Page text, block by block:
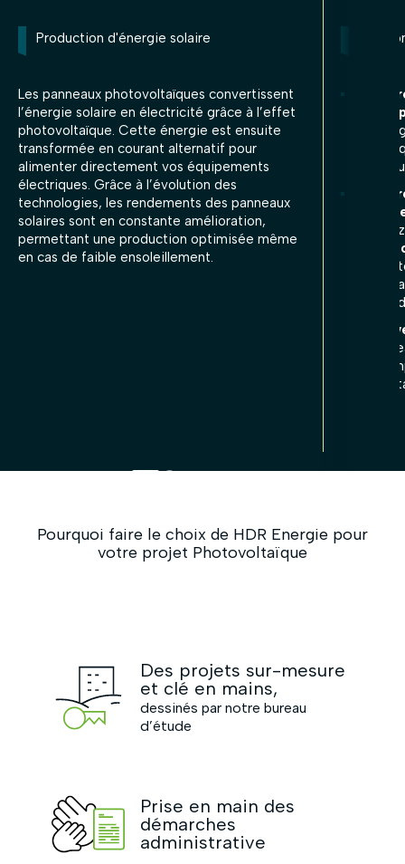
Production d'énergie solaire
Les panneaux photovoltaïques convertissent
l’énergie solaire en électricité grâce à l’effet
photovoltaïque. Cette énergie est ensuite
transformée en courant alternatif pour
alimenter directement vos équipements
électriques. Grâce à l’évolution des
technologies, les rendements des panneaux
solaires sont en constante amélioration,
permettant une production optimisée même
en cas de faible ensoleillement.
Si
votre
Si
Pourquoi faire le choix de HDR Energie pour
votre projet Photovoltaïque
Des projets sur-mesure
et clé en mains,
dessinés par notre bureau
d’étude
Prise en main des
démarches
administrative